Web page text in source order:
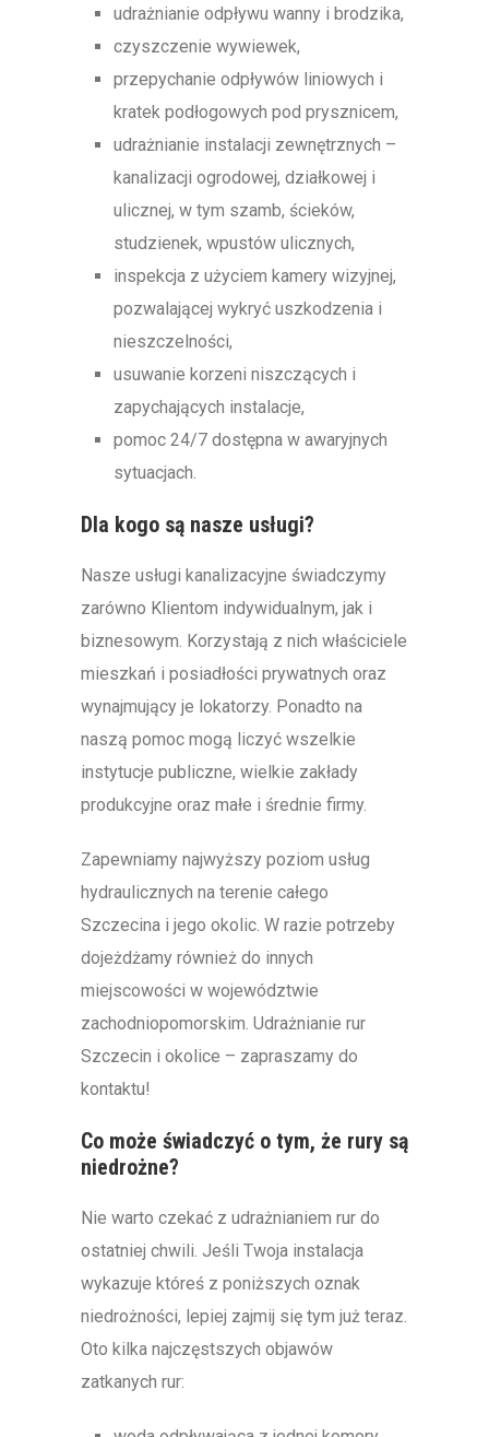
udrażnianie odpływu wanny i brodzika,
czyszczenie wywiewek,
przepychanie odpływów liniowych i
kratek podłogowych pod prysznicem,
udrażnianie instalacji zewnętrznych –
kanalizacji ogrodowej, działkowej i
ulicznej, w tym szamb, ścieków,
studzienek, wpustów ulicznych,
inspekcja z użyciem kamery wizyjnej,
pozwalającej wykryć uszkodzenia i
nieszczelności,
usuwanie korzeni niszczących i
zapychających instalacje,
pomoc 24/7 dostępna w awaryjnych
sytuacjach.
Dla kogo są nasze usługi?
Nasze usługi kanalizacyjne świadczymy
zarówno Klientom indywidualnym, jak i
biznesowym. Korzystają z nich właściciele
mieszkań i posiadłości prywatnych oraz
wynajmujący je lokatorzy. Ponadto na
naszą pomoc mogą liczyć wszelkie
instytucje publiczne, wielkie zakłady
produkcyjne oraz małe i średnie firmy.
Zapewniamy najwyższy poziom usług
hydraulicznych na terenie całego
Szczecina i jego okolic. W razie potrzeby
dojeżdżamy również do innych
miejscowości w województwie
zachodniopomorskim. Udrażnianie rur
Szczecin i okolice – zapraszamy do
kontaktu!
Co może świadczyć o tym, że rury są
niedrożne?
Nie warto czekać z udrażnianiem rur do
ostatniej chwili. Jeśli Twoja instalacja
wykazuje któreś z poniższych oznak
niedrożności, lepiej zajmij się tym już teraz.
Oto kilka najczęstszych objawów
zatkanych rur: